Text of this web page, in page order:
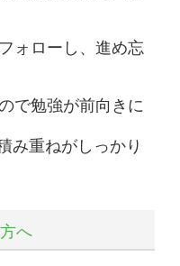
ォローし、進め忘
で勉強が前向きに
み重ねがしっかり
へ